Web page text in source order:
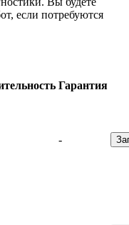
если потребуются
Гарантия
-